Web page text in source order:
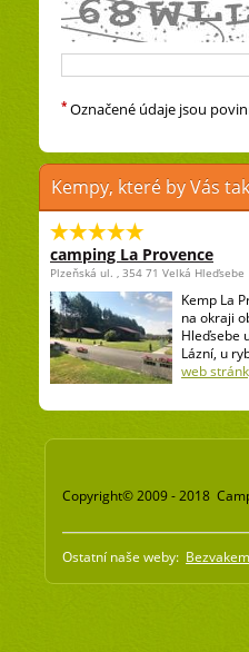
* Označené údaje jsou
Kempy, které by Vás
camping La Provence
Plzeňská ul. , 354 71 Velká Hleďsebe
Kemp La
na okraji
Hleďsebe
Lázní, u
web
Copyright© 2009 - 2018
Ostatní naše weby: